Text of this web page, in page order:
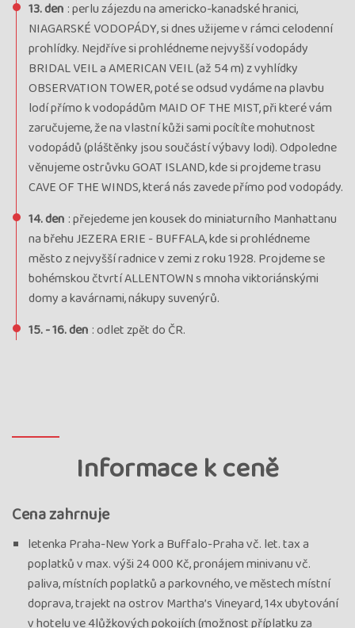
13. den : perlu zájezdu na americko-kanadské hranici,
NIAGARSKÉ VODOPÁDY, si dnes užijeme v rámci celodenní
prohlídky. Nejdříve si prohlédneme nejvyšší vodopády
BRIDAL VEIL a AMERICAN VEIL (až 54 m) z vyhlídky
OBSERVATION TOWER, poté se odsud vydáme na plavbu
lodí přímo k vodopádům MAID OF THE MIST, při které vám
zaručujeme, že na vlastní kůži sami pocítíte mohutnost
vodopádů (pláštěnky jsou součástí výbavy lodi). Odpoledne
věnujeme ostrůvku GOAT ISLAND, kde si projdeme trasu
CAVE OF THE WINDS, která nás zavede přímo pod vodopády.
14. den : přejedeme jen kousek do miniaturního Manhattanu
na břehu JEZERA ERIE - BUFFALA, kde si prohlédneme
město z nejvyšší radnice v zemi z roku 1928. Projdeme se
bohémskou čtvrtí ALLENTOWN s mnoha viktoriánskými
domy a kavárnami, nákupy suvenýrů.
15. - 16. den : odlet zpět do ČR.
Informace k ceně
Cena zahrnuje
letenka Praha-New York a Buffalo-Praha vč. let. tax a
poplatků v max. výši 24 000 Kč, pronájem minivanu vč.
paliva, místních poplatků a parkovného, ve městech místní
doprava, trajekt na ostrov Martha’s Vineyard, 14x ubytování
v hotelu ve 4lůžkových pokojích (možnost příplatku za